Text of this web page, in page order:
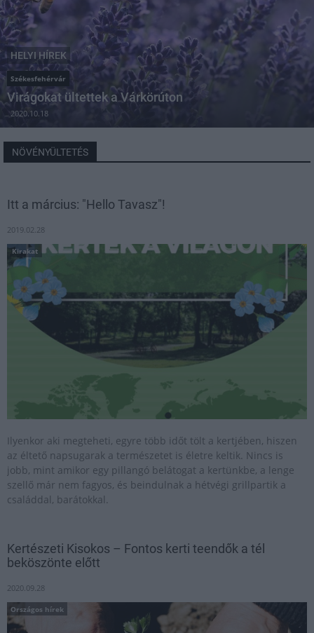
HELYI HÍREK
Székesfehérvár
Virágokat ültettek a Várkörúton
2020.10.18
NÖVÉNYÜLTETÉS
Itt a március: "Hello Tavasz"!
2019.02.28
Kirakat
Ilyenkor aki megteheti, egyre több időt tölt a kertjében, hiszen
az éltető napsugarak a természetet is életre keltik. Nincs is
jobb, mint amikor egy pillangó belátogat a kertünkbe, a lenge
szellő már nem fagyos, és beindulnak a hétvégi grillpartik a
családdal, barátokkal.
Kertészeti Kisokos – Fontos kerti teendők a tél
beköszönte előtt
2020.09.28
Országos hírek